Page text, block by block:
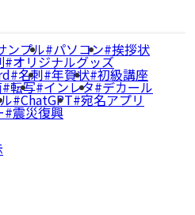
ンプル パソコン 挨拶状
オリジナルグッズ
名刺 年賀状 初級講座
転写 インレタ デカール
ChatGPT 宛名アプリ
震災復興